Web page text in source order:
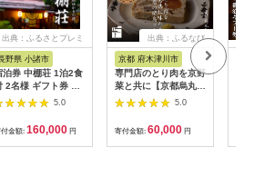
出典：ふるさとプレミ
野県 小諸市
泊券 中棚荘 1泊2食
2名様 ギフト券 チ
ット 券 宿泊 旅行
5.0
金額: 160,000 円
出典：ふるなび
京都 府木津川市
専門店のとり肉を京野
菜と共に【京都烏丸御
池】で味わう2名様焼
鳥コースお食事券
5.0
寄付金額: 60,000 円